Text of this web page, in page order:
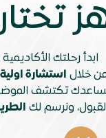
تختار
ابدأ رحلتك
خلال استشارة
تكتشف
ونرسم لك